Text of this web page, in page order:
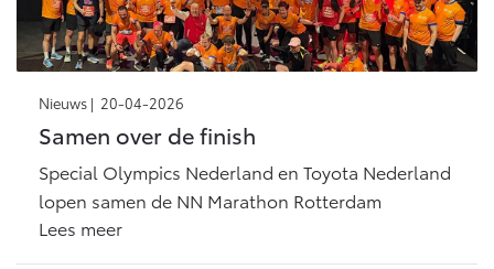
Nieuws | 20-04-2026
Samen over de finish
Special Olympics Nederland en Toyota Nederland
lopen samen de NN Marathon Rotterdam
Lees meer